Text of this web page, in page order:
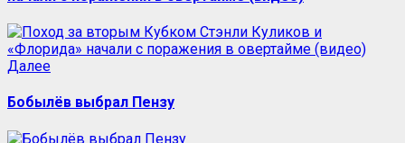
ДалееСледующая
Бобылёв выбрал Пензу